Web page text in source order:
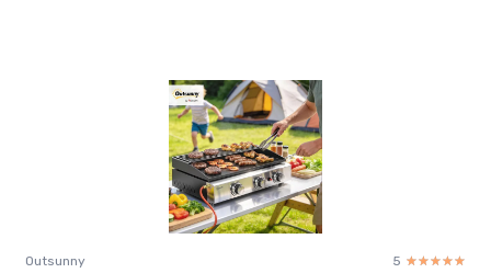
Outsunny 5 ☆☆☆☆☆
★★★★★